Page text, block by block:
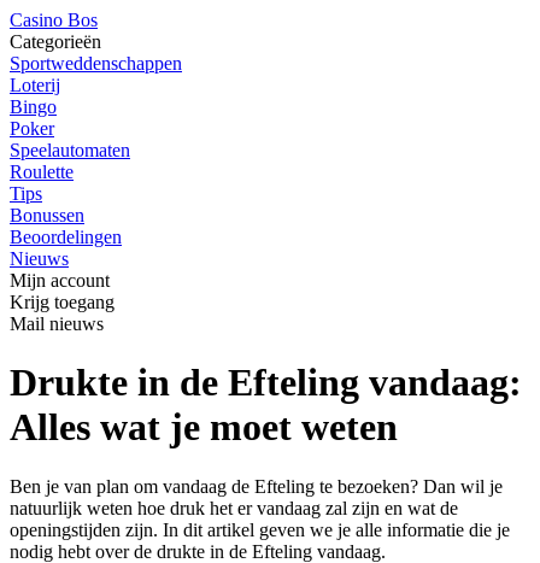
Casino Bos
Categorieën
Sportweddenschappen
Loterij
Bingo
Poker
Speelautomaten
Roulette
Tips
Bonussen
Beoordelingen
Nieuws
Mijn account
Krijg toegang
Mail nieuws
Drukte in de Efteling vandaag:
Alles wat je moet weten
Ben je van plan om vandaag de Efteling te bezoeken? Dan wil je
natuurlijk weten hoe druk het er vandaag zal zijn en wat de
openingstijden zijn. In dit artikel geven we je alle informatie die je
nodig hebt over de drukte in de Efteling vandaag.